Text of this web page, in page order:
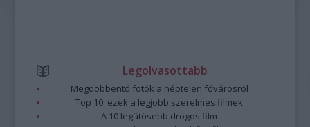
Legolvasottabb
Megdöbbentő fotók a néptelen fővárosról
Top 10: ezek a legjobb szerelmes filmek
A 10 legütősebb drogos film